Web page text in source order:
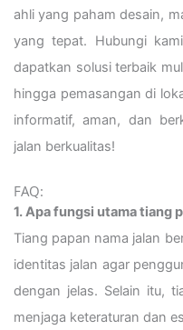
ahli yang paham desain,
yang tepat. Hubungi
dapatkan solusi terbaik
hingga pemasangan di
informatif, aman, dan
jalan berkualitas!
FAQ:
1. Apa fungsi utama tiang
Tiang papan nama jalan
identitas jalan agar
dengan jelas. Selain itu,
menjaga keteraturan dan